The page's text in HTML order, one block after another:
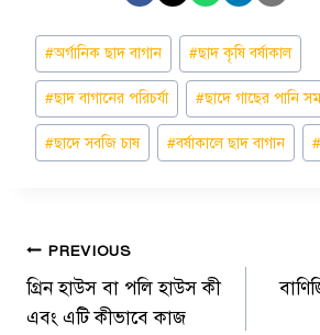
Post
Tags:
#অর্গানিক ছাদ বাগান #ছাদ কৃষি বর্ষাকাল
#ছাদ বাগানের পরিচর্যা #ছাদে গাছের পানি
#ছাদে সবজি চাষ #বর্ষাকালে ছাদ বাগান
Post
navigation
PREVIOUS
গ্রিন হাউস বা পলি হাউস কী
এবং এটি কীভাবে কাজ